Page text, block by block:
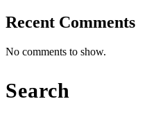
Recent Comments
No comments to show.
Search